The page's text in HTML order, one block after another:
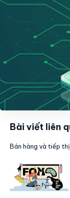
Bài viết liên
Bán hàng và tiếp thị